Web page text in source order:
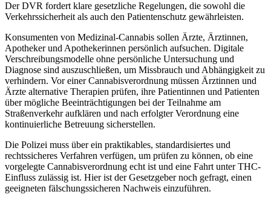
Der DVR fordert klare gesetzliche Regelungen, die sowohl die
Verkehrssicherheit als auch den Patientenschutz gewährleisten.
Konsumenten von Medizinal-Cannabis sollen Ärzte, Ärztinnen,
Apotheker und Apothekerinnen persönlich aufsuchen. Digitale
Verschreibungsmodelle ohne persönliche Untersuchung und
Diagnose sind auszuschließen, um Missbrauch und Abhängigkeit zu
verhindern. Vor einer Cannabisverordnung müssen Ärztinnen und
Ärzte alternative Therapien prüfen, ihre Patientinnen und Patienten
über mögliche Beeinträchtigungen bei der Teilnahme am
Straßenverkehr aufklären und nach erfolgter Verordnung eine
kontinuierliche Betreuung sicherstellen.
Die Polizei muss über ein praktikables, standardisiertes und
rechtssicheres Verfahren verfügen, um prüfen zu können, ob eine
vorgelegte Cannabisverordnung echt ist und eine Fahrt unter THC-
Einfluss zulässig ist. Hier ist der Gesetzgeber noch gefragt, einen
geeigneten fälschungssicheren Nachweis einzuführen.